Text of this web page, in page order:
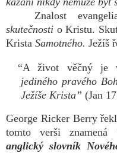
Znalost
skutečnosti o Kristu.
Krista Samotného. Ježíš
“A život věčný je
jediného pravého
Ježíše Krista” (Jan
George Ricker Berry
tomto verši znamená
anglický slovník